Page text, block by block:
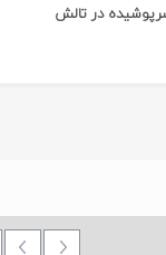
در تالش